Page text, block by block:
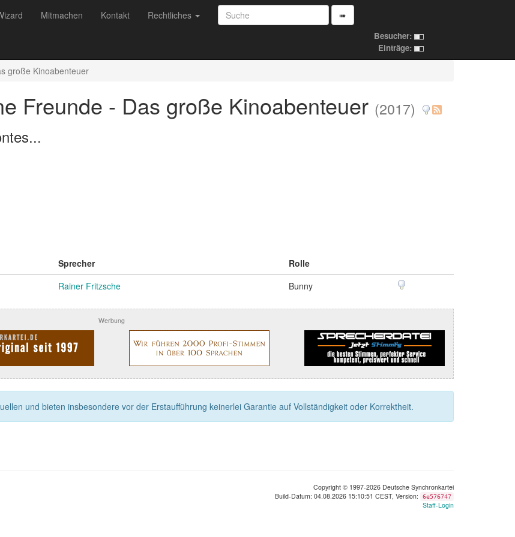
Mitmachen Kontakt Rechtliches ➠
Besucher:
Einträge:
große Kinoabenteuer
Freunde - Das große Kinoabenteuer (2017)
Sprecher
Rolle
Rainer Fritzsche Bunny
Werbung
und bieten insbesondere vor der Erstaufführung keinerlei Garantie auf Vollständigkeit oder Korrektheit.
Copyright © 1997-2026 Deutsche Synchronkartei
Build-Datum: 04.08.2026 15:10:51 CEST, Version:
6e576747
Staff-Login